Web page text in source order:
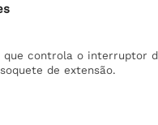
controla o interruptor
de extensão.